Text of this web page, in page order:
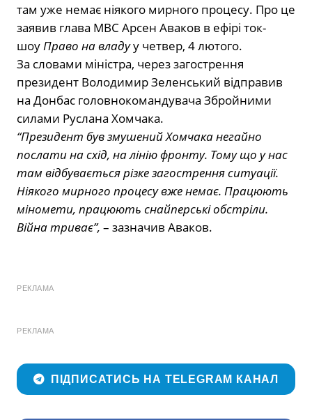
там уже немає ніякого мирного процесу. Про це
заявив глава МВС Арсен Аваков в ефірі ток-
шоуПраво на владуу четвер, 4 лютого.
За словами міністра, через загострення
президент Володимир Зеленський відправив
на Донбас головнокомандувача Збройними
силами Руслана Хомчака.
“Президент був змушений Хомчака негайно
послати на схід, на лінію фронту. Тому що у нас
там відбувається різке загострення ситуації.
Ніякого мирного процесу вже немає. Працюють
міномети, працюють снайперські обстріли.
Війна триває”, – зазначив Аваков.
РЕКЛАМА
РЕКЛАМА
ПІДПИСАТИСЬ НА TELEGRAM КАНАЛ